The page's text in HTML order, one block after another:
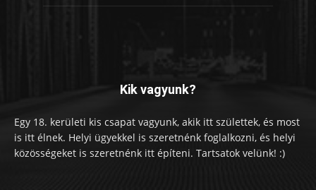
Kik vagyunk?
Egy 18. kerületi kis csapat vagyunk, akik itt születtek, és most
is itt élnek. Helyi ügyekkel is szeretnénk foglalkozni, és helyi
közösségeket is szeretnénk itt építeni. Tartsatok velünk! :)